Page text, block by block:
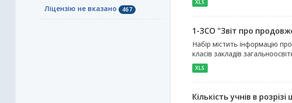
Ліцензію не вказано 467
XLS
1-ЗСО "Звіт про
Набір містить інформацію
класів закладів
XLS
Кількість учнів в розрізі